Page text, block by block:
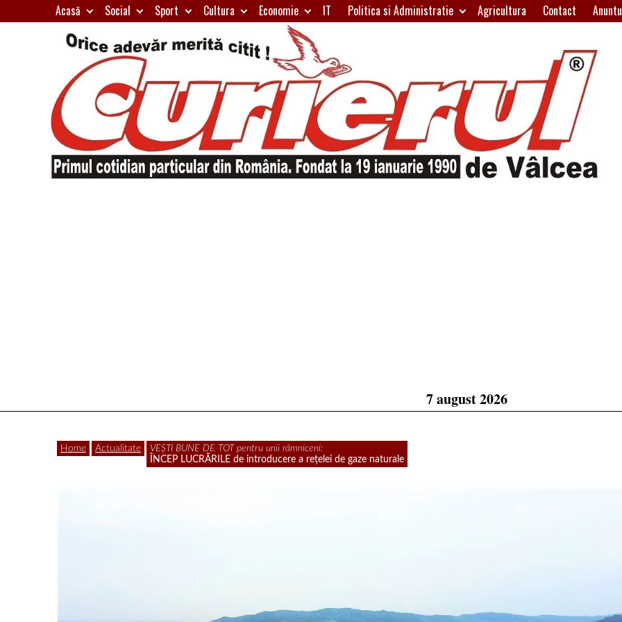
to
Acasă Social Sport Cultura Economie IT Politica si Administratie Agricultura Contact
7 august 2026
Home Actualitate
VEȘTI BUNE DE TOT pentru unii râmniceni:
ÎNCEP LUCRĂRILE de introducere a reţelei de gaze naturale